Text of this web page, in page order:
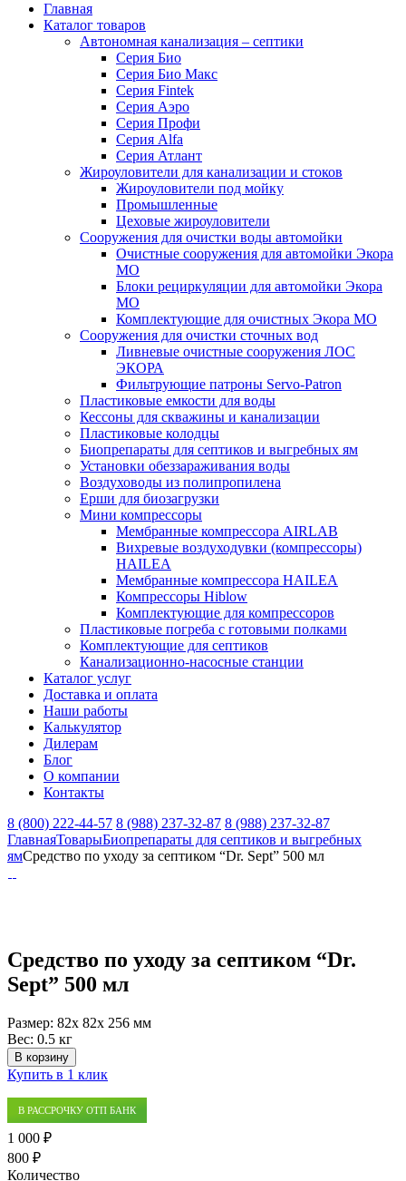
Главная
Каталог товаров
Автономная канализация – септики
Серия Био
Серия Био Макс
Серия Fintek
Серия Аэро
Серия Профи
Серия Alfa
Серия Атлант
Жироуловители для канализации и стоков
Жироуловители под мойку
Промышленные
Цеховые жироуловители
Сооружения для очистки воды автомойки
Очистные сооружения для автомойки Экора
МО
Блоки рециркуляции для автомойки Экора
МО
Комплектующие для очистных Экора МО
Сооружения для очистки сточных вод
Ливневые очистные сооружения ЛОС
ЭКОРА
Фильтрующие патроны Servo-Patron
Пластиковые емкости для воды
Кессоны для скважины и канализации
Пластиковые колодцы
Биопрепараты для септиков и выгребных ям
Установки обеззараживания воды
Воздуховоды из полипропилена
Ерши для биозагрузки
Мини компрессоры
Мембранные компрессора AIRLAB
Вихревые воздуходувки (компрессоры)
HAILEA
Мембранные компрессора HAILEA
Компрессоры Hiblow
Комплектующие для компрессоров
Пластиковые погреба с готовыми полками
Комплектующие для септиков
Канализационно-насосные станции
Каталог услуг
Доставка и оплата
Наши работы
Калькулятор
Дилерам
Блог
О компании
Контакты
8 (800) 222-44-57 8 (988) 237-32-87 8 (988) 237-32-87
ГлавнаяТоварыБиопрепараты для септиков и выгребных
ямСредство по уходу за септиком “Dr. Sept” 500 мл
Средство по уходу за септиком “Dr.
Sept” 500 мл
Размер: 82x 82x 256 мм
Вес: 0.5 кг
В корзину
Купить в 1 клик
В РАССРОЧКУ ОТП БАНК
1 000 ₽
800 ₽
Количество